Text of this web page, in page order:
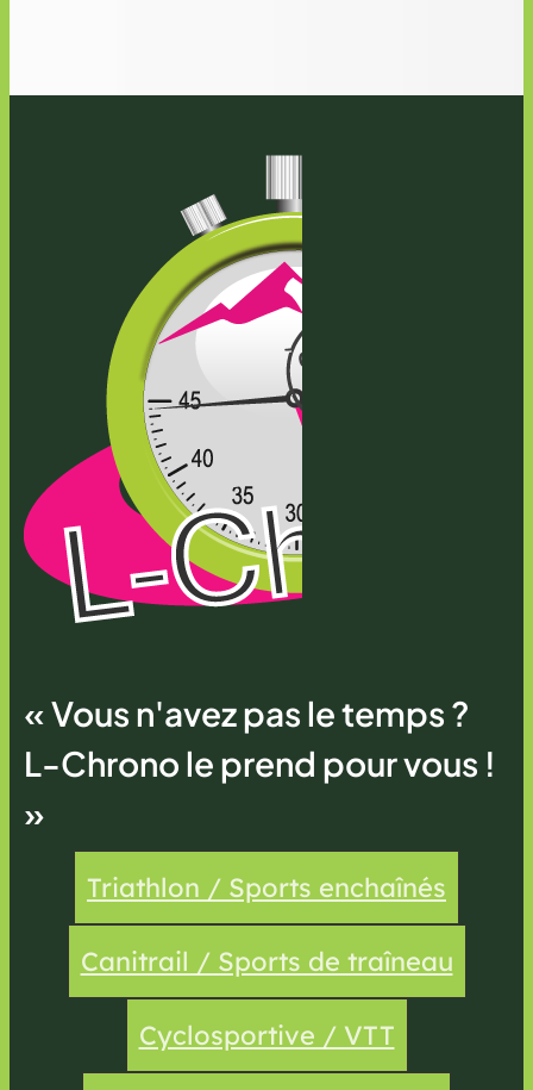
« Vous n'avez pas le temps ?
L-Chrono le prend pour vous !
»
Triathlon / Sports enchaînés
Canitrail / Sports de traîneau
Cyclosportive / VTT